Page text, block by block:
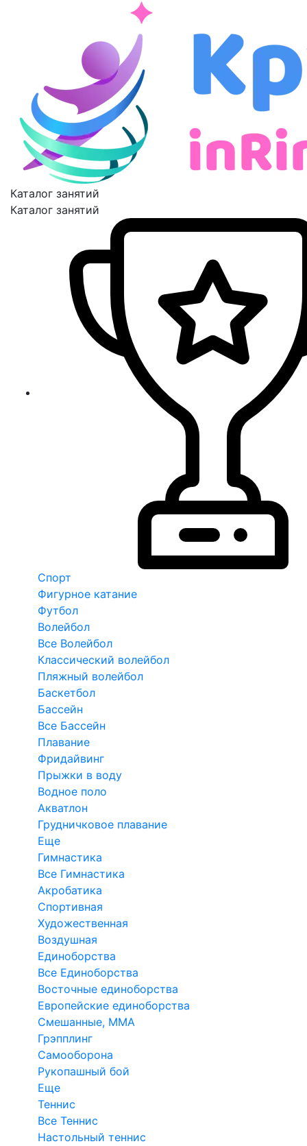
Каталог занятий
Каталог занятий
Спорт
Фигурное катание
Футбол
Волейбол
Все Волейбол
Классический волейбол
Пляжный волейбол
Баскетбол
Бассейн
Все Бассейн
Плавание
Фридайвинг
Прыжки в воду
Водное поло
Акватлон
Грудничковое плавание
Еще
Гимнастика
Все Гимнастика
Акробатика
Спортивная
Художественная
Воздушная
Единоборства
Все Единоборства
Восточные единоборства
Европейские единоборства
Смешанные, ММА
Грэпплинг
Самооборона
Рукопашный бой
Еще
Теннис
Все Теннис
Настольный теннис